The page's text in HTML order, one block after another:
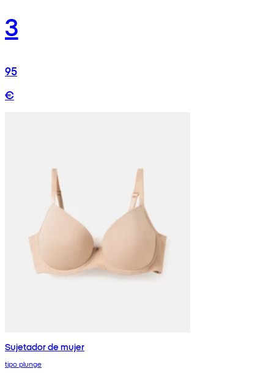
3
95
€
Sujetador de mujer
tipo plunge